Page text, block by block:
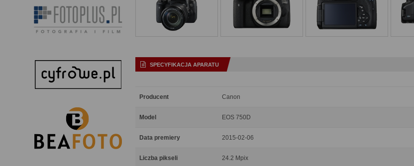
SPECYFIKACJA APARATU
Producent Canon
Model EOS 750D
Data premiery 2015-02-06
Liczba pikseli 24.2 Mpix